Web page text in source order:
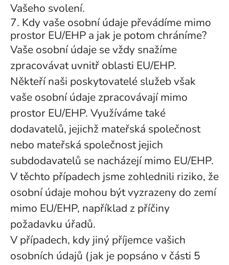
Vašeho svolení.
7. Kdy vaše osobní údaje převádíme mimo
prostor EU/EHP a jak je potom chráníme?
Vaše osobní údaje se vždy snažíme
zpracovávat uvnitř oblasti EU/EHP.
Někteří naši poskytovatelé služeb však
vaše osobní údaje zpracovávají mimo
prostor EU/EHP. Využíváme také
dodavatelů, jejichž mateřská společnost
nebo mateřská společnost jejich
subdodavatelů se nacházejí mimo EU/EHP.
V těchto případech jsme zohlednili riziko, že
osobní údaje mohou být vyzrazeny do zemí
mimo EU/EHP, například z příčiny
požadavku úřadů.
V případech, kdy jiný příjemce vašich
osobních údajů (jak je popsáno v části 5